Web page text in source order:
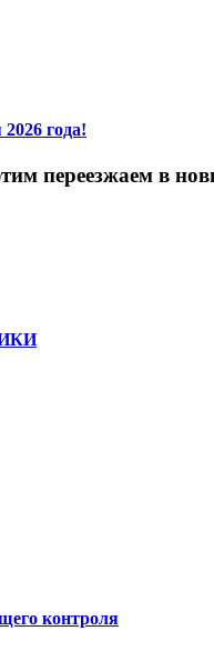
года!
переезжаем в
контроля